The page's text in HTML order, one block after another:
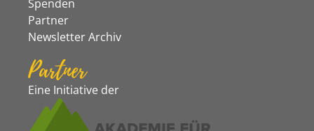
Spenden
Partner
Newsletter Archiv
Partner
Eine Initiative der